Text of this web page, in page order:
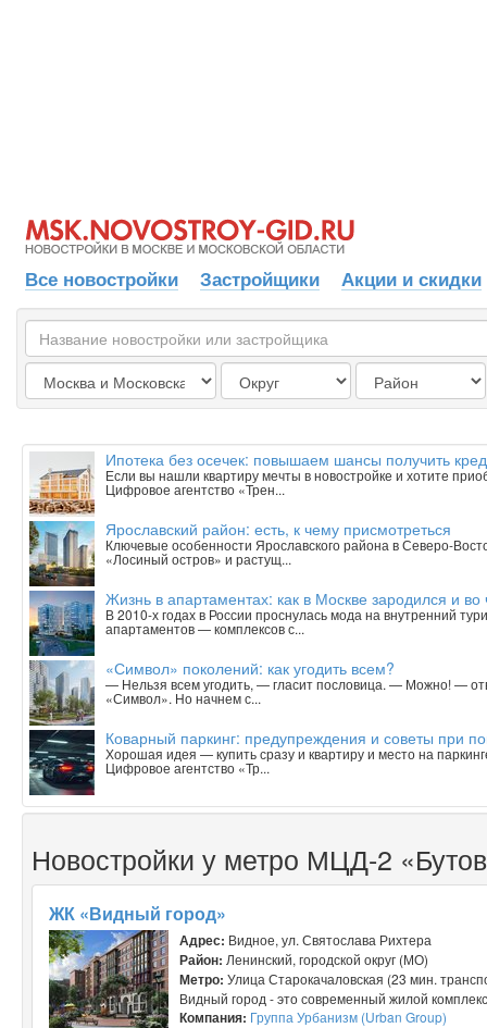
Все новостройки Застройщики Акции и скидки
Ипотека без осечек: повышаем шансы получить
Если вы нашли квартиру мечты в новостройке и хотите
Цифровое агентство «Трен...
Ярославский район: есть, к чему присмотреться
Ключевые особенности Ярославского района в Северо-
«Лосиный остров» и растущ...
Жизнь в апартаментах: как в Москве зародился и
В 2010-х годах в России проснулась мода на внутренний
апартаментов — комплексов с...
«Символ» поколений: как угодить всем?
— Нельзя всем угодить, — гласит пословица. — Можно! —
«Символ». Но начнем с...
Коварный паркинг: предупреждения и советы при
Хорошая идея — купить сразу и квартиру и место на
Цифровое агентство «Тр...
Новостройки у метро МЦД-2
ЖК «Видный город»
Адрес: Видное, ул. Святослава Рихтера
Район: Ленинский, городской округ (МО)
Метро: Улица Старокачаловская (23 мин.
Видный город - это современный жилой
Компания: Группа Урбанизм (Urban Group)